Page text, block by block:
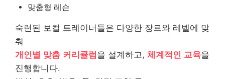
맞춤형 레슨
숙련된 보컬 트레이너들은 다양한 장르와 레벨에 맞
춰
개인별 맞춤 커리큘럼 을 설계하고, 체계적인 교육을
진행합니다.